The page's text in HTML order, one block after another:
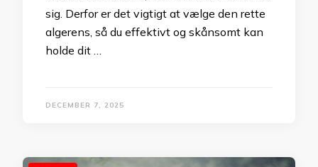
sig. Derfor er det vigtigt at vælge den rette
algerens, så du effektivt og skånsomt kan
holde dit …
DECEMBER 7, 2025